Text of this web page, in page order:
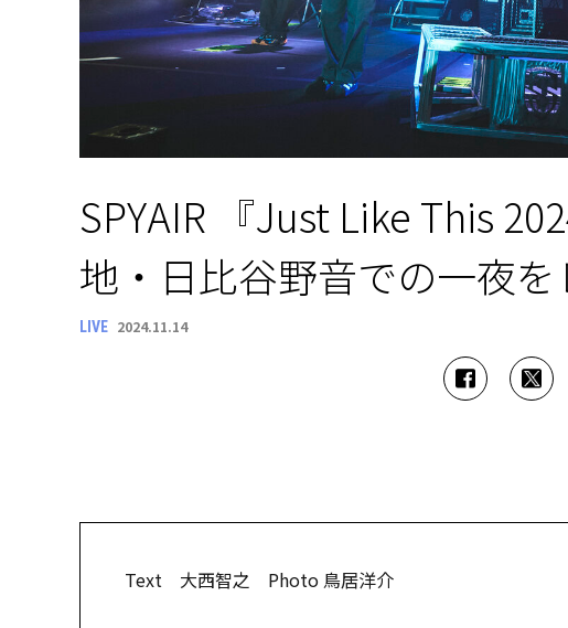
SPYAIR 『Just Like This
地・日比谷野音での一夜を
LIVE 2024.11.14
Text 大西智之 Photo 鳥居洋介